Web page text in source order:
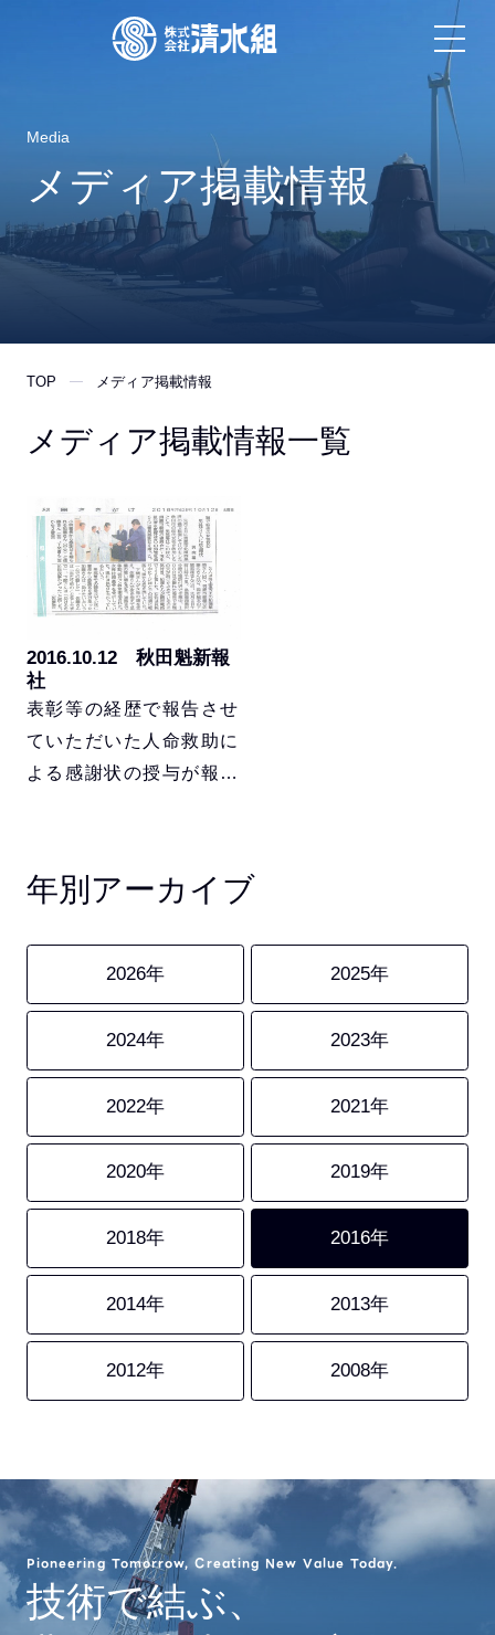
Media
メディア掲載情報
TOP メディア掲載情報
メディア掲載情報一覧
2016.10.12 秋田魁新報
社
表彰等の経歴で報告させ
ていただいた人命救助に
よる感謝状の授与が報道
年別アーカイブ
2026年 2025年
2024年 2023年
2022年 2021年
2020年 2019年
2018年 2016年
2014年 2013年
2012年 2008年
Pioneering Tomorrow, Creating New Value Today.
技術で結ぶ、